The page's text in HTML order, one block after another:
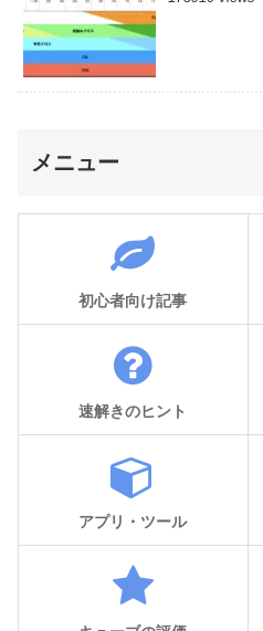
メニュー
初心者向け記事
速解きのヒント
アプリ・ツール